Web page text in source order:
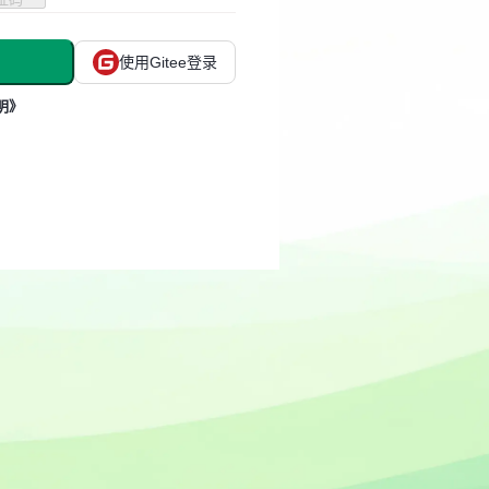
使用Gitee登录
》